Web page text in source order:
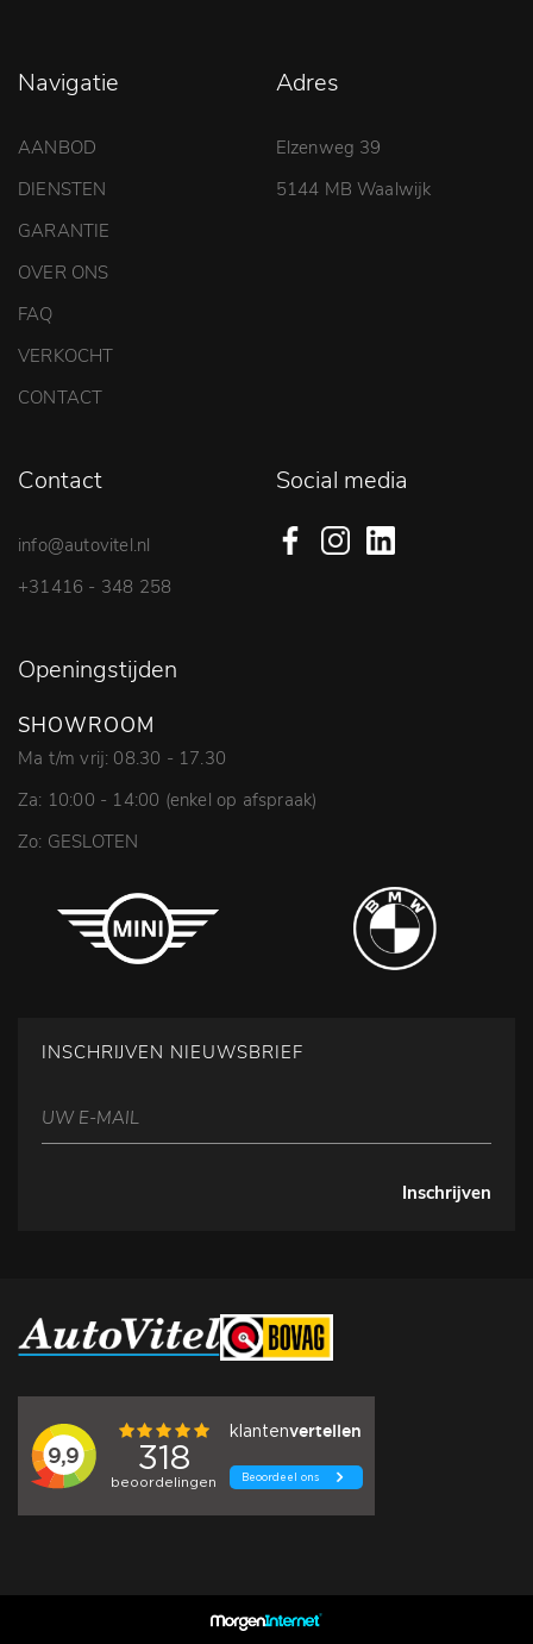
Navigatie
AANBOD
DIENSTEN
GARANTIE
OVER ONS
FAQ
VERKOCHT
CONTACT
Adres
Elzenweg 39
5144 MB Waalwijk
Contact
info@autovitel.nl
+31416 - 348 258
Social media
Openingstijden
SHOWROOM
Ma t/m vrij: 08.30 - 17.30
Za: 10:00 - 14:00 (enkel op afspraak)
Zo: GESLOTEN
INSCHRIJVEN NIEUWSBRIEF
Inschrijven